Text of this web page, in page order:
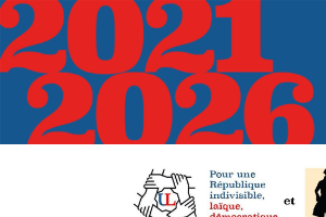
Aller
au
contenu